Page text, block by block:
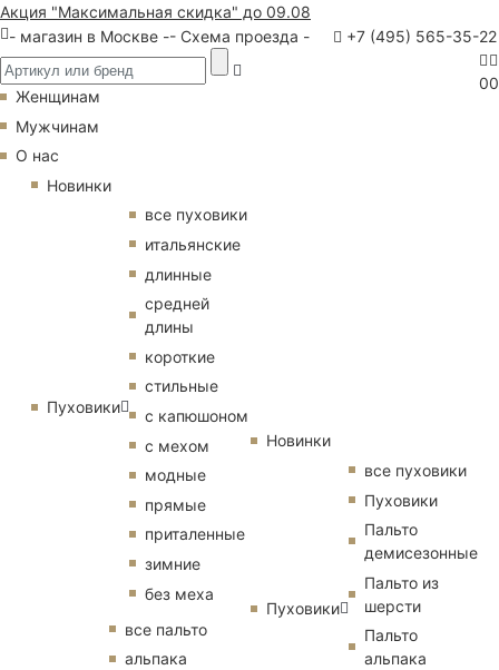
Акция "Максимальная скидка" до 09.08
- магазин в Москве -- Схема проезда - +7 (495) 565-35-22
00
Женщинам
Мужчинам
О нас
Новинки
Пуховики
все пуховики
итальянские
длинные
средней
длины
короткие
стильные
с капюшоном
с мехом
модные
прямые
приталенные
зимние
без меха
все пальто
альпака
Новинки
Пуховики
все пуховики
Пуховики
Пальто
демисезонные
Пальто из
шерсти
Пальто
альпака